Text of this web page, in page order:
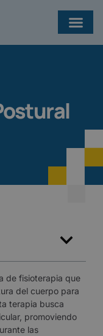
de fisioterapia que
del cuerpo para
terapia busca
promoviendo
las